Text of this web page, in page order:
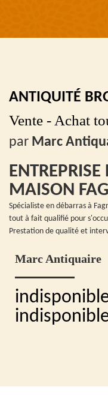
ANTIQUITÉ
Vente - Achat
par Marc
MAISON
Spécialiste en débarras à
tout à fait qualifié pour
Prestation de qualité et
Marc Antiquaire